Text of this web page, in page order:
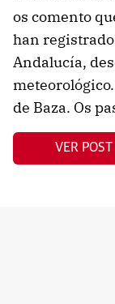
os comento
han
Andalucía,
de Baza. Os
VER POST